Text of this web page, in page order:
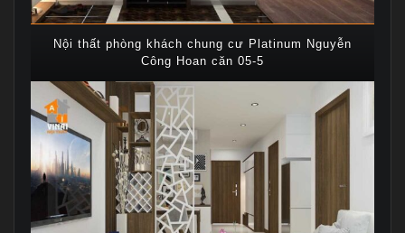
Nội thất phòng khách chung cư Platinum Nguyễn
Công Hoan căn 05-5